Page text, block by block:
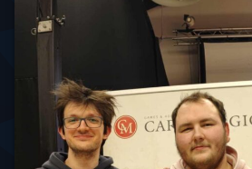
Winter
Challenge